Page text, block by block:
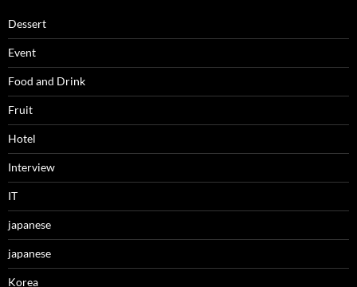
Dessert
Event
Food and Drink
Fruit
Hotel
Interview
IT
japanese
japanese
Korea